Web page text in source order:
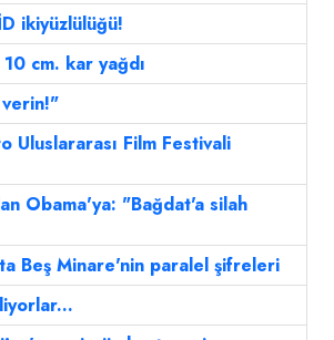
ikiyüzlülüğü!
10 cm. kar yağdı
Uluslararası Film Festivali
Obama'ya: "Bağdat'a silah
Beş Minare'nin paralel şifreleri